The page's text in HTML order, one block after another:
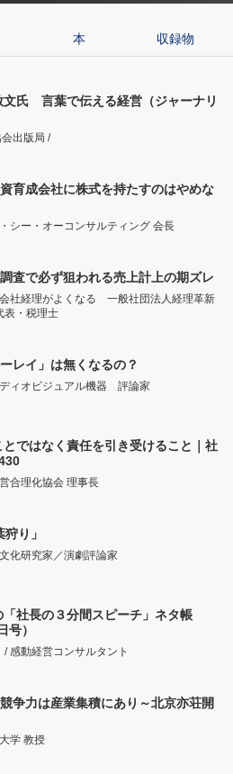
本 収録物
文氏 言葉で伝える経営（ジャーナリ
出版局 /
育成会社に株式を持たすのはやめな
シー・オーコンサルティング 会長
査で必ず狙われる売上計上の期ズレ
社経理がよくなる 一般社団法人経理革新
・税理士
レイ」は無くなるの？
ィオビジュアル機器 評論家
ではなく責任を引き受けること｜社
合理化協会 理事長
り」
化研究家／演劇評論家
社長の３分間スピーチ」ネタ帳
号）
感動経営コンサルタント
争力は産業集積にあり～北京亦荘開
学 教授